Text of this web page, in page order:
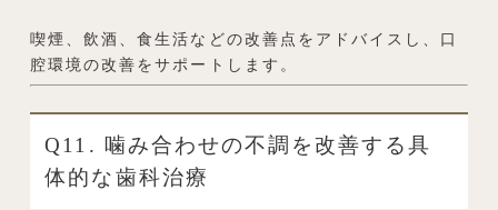
喫煙、飲酒、食生活などの改善点をアドバイスし、口
腔環境の改善をサポートします。
Q11. 噛み合わせの不調を改善する具
体的な歯科治療